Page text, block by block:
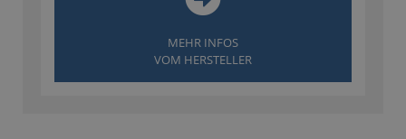
MEHR INFOS
VOM HERSTELLER